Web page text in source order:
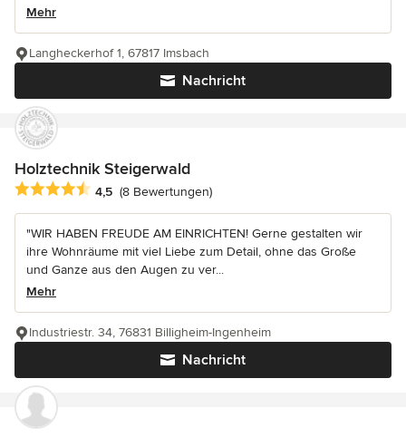
Mehr
Nachricht
Langheckerhof 1, 67817 Imsbach
Holztechnik Steigerwald
Durchschnittliche Bewertung: 4.5 von 5 Sternen
4,5 (8 Bewertungen)
"WIR HABEN FREUDE AM EINRICHTEN! Gerne gestalten wir
ihre Wohnräume mit viel Liebe zum Detail, ohne das Große
und Ganze aus den Augen zu ver...
Mehr
Nachricht
Industriestr. 34, 76831 Billigheim-Ingenheim